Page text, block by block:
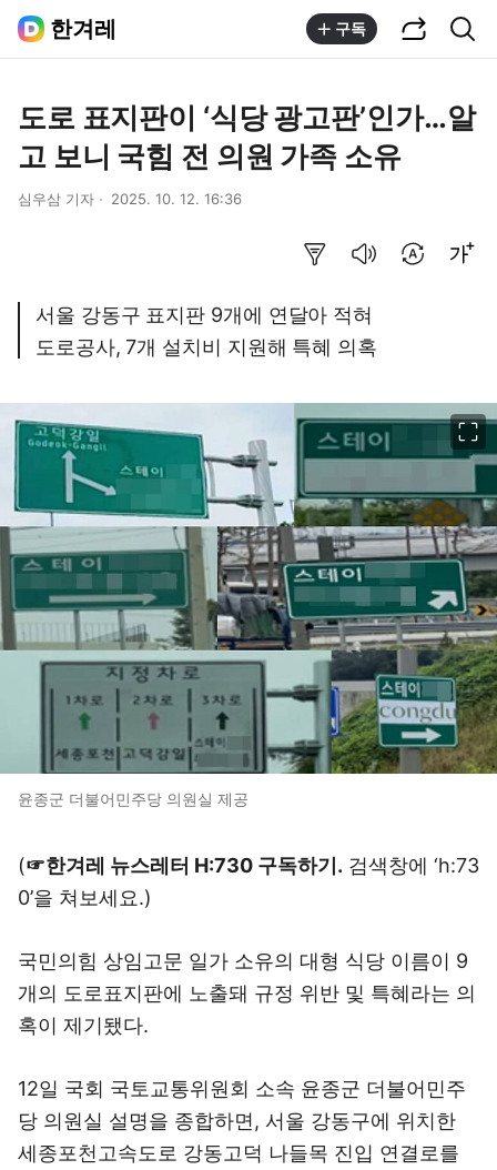
한겨레 구독
도로 표지판이 ‘식당 광고판’인가…알
고 보니 국힘 전 의원 가족 소유
심우삼 기자 2025. 10. 12. 16:36
서울 강동구 표지판 9개에 연달아 적혀
도로공사, 7개 설치비 지원해 특혜 의혹
윤종군 더불어민주당 의원실 제공
(☞한겨레 뉴스레터 H:730 구독하기. 검색창에 ‘h:73
0’을 쳐보세요.)
국민의힘 상임고문 일가 소유의 대형 식당 이름이 9
개의 도로표지판에 노출돼 규정 위반 및 특혜라는 의
혹이 제기됐다.
12일 국회 국토교통위원회 소속 윤종군 더불어민주
당 의원실 설명을 종합하면, 서울 강동구에 위치한
세종포천고속도로 강동고덕 나들목 진입 연결로를